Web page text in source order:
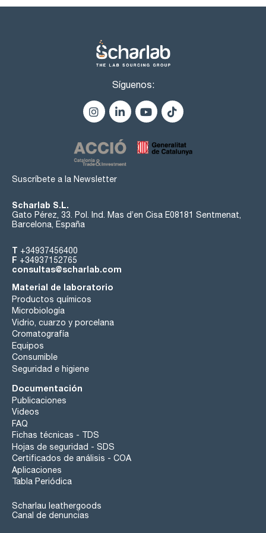
Síguenos:
Suscríbete a la Newsletter
Scharlab S.L.
Gato Pérez, 33. Pol. Ind. Mas d’en Cisa E08181 Sentmenat,
Barcelona, España
T +34937456400
F +34937152765
consultas@scharlab.com
Material de laboratorio
Productos químicos
Microbiología
Vidrio, cuarzo y porcelana
Cromatografía
Equipos
Consumible
Seguridad e higiene
Documentación
Publicaciones
Videos
FAQ
Fichas técnicas - TDS
Hojas de seguridad - SDS
Certificados de análisis - COA
Aplicaciones
Tabla Periódica
Scharlau leathergoods
Canal de denuncias